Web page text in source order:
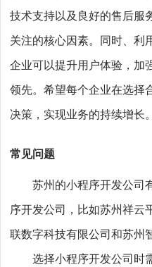
技术支持以及良好的售后服
关注的核心因素。同时、利
企业可以提升用户体验，加
领先。希望每个企业在选择
决策，实现业务的持续增长。
常见问题
苏州的小程序开发公司
序开发公司，比如苏州祥云
联数字科技有限公司和苏州
选择小程序开发公司时